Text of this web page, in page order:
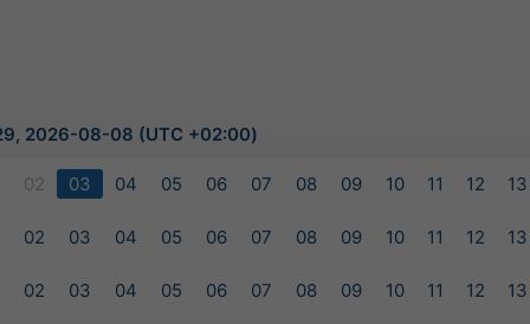
2026-08-08 (UTC +02:00)
02 03 04 05 06 07 08 09 10 11 12 13
02 03 04 05 06 07 08 09 10 11 12 13
02 03 04 05 06 07 08 09 10 11 12 13